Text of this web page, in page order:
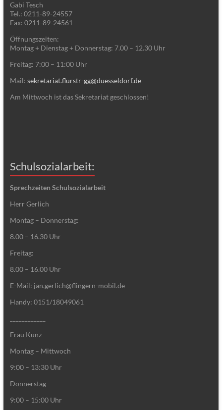
Gabi Tesch
Tel.: 0211-89-24557
Fax: 0211-89-24561
Öffnungszeiten:
Montag + Dienstag + Donnerstag: 7.00 – 12.30 Uhr
Freitag: 7:00 – 11:00 Uhr
Mail: sekretariat.flurstr-gg@duesseldorf.de
Am Mittwoch ist das Sekretariat geschlossen!
Schulsozialarbeit:
Sprechzeiten Schulsozialarbeit
Herr Gerlich
Montag – Donnerstag:
8.00 – 16.30 Uhr
Freitag:
8.00 – 16.00 Uhr
E-Mail: jan.gerlich@flingern-mobil.de
Handy: 0151/18049061
Frau Kunz
Montag – Mittwoch
9:00 – 13:30 Uhr
Donnerstag
9:00 – 15:00 Uhr